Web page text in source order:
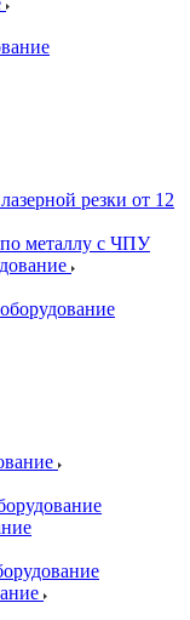
резки от 12
металлу с ЧПУ